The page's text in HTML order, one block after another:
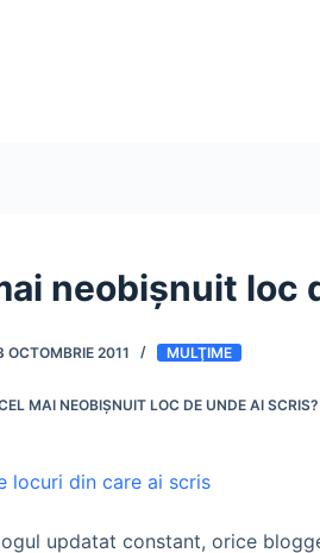
neobişnuit loc
OCTOMBRIE 2011 MULŢIME
MAI NEOBIŞNUIT LOC DE UNDE AI SCRIS?
updatat constant, orice